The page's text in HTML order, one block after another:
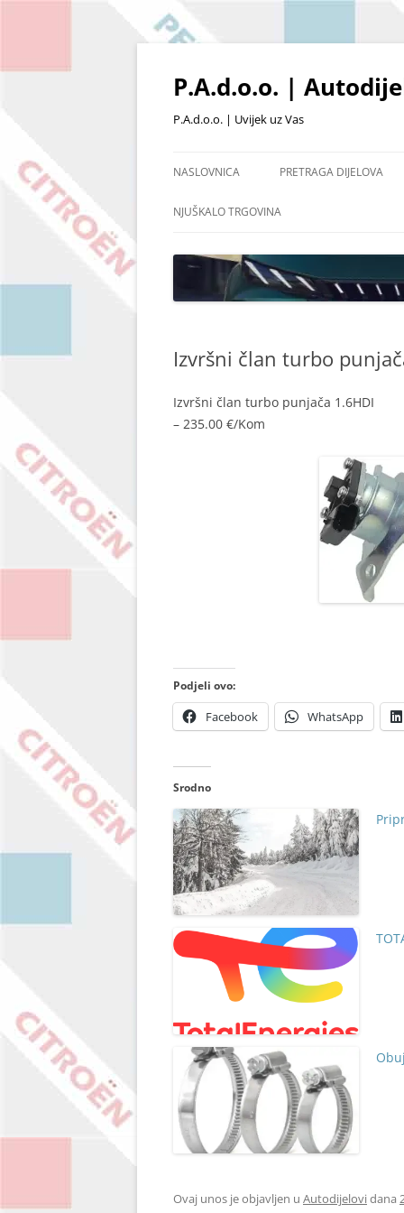
Skoči
P.A.d.o.o. |
P.A.d.o.o. | Uvijek uz Vas
NASLOVNICA PRETRAGA DIJELOVA
OSTALI DIJELOVI I
NJUŠKALO TRGOVINA
Izvršni član turbo
Izvršni član turbo punjača 1.6HDI
– 235.00 €/Kom
Podjeli ovo:
Facebook WhatsApp
Srodno
Ovaj unos je objavljen u Autodijelovidana